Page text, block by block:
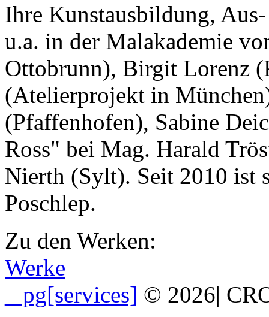
Ihre Kunstausbildung,
u.a. in der Malakademie
Ottobrunn), Birgit Lorenz
(Atelierprojekt in
(Pfaffenhofen), Sabine
Ross" bei Mag. Harald
Nierth (Sylt). Seit 2010 ist
Poschlep.
Zu den Werken:
Werke
_ pg[services] © 2026|